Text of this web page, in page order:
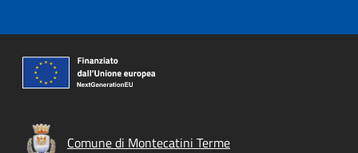
Comune di Montecatini Terme